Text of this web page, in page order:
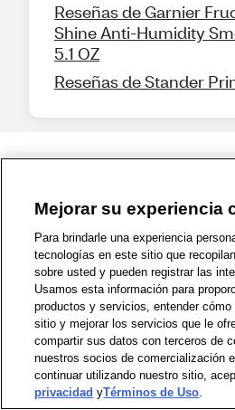
Reseñas de Garnier
Shine Anti-Humidity
5.1 OZ
Reseñas de Stander
1-800-679-9691 | Contáctenos |
Política de Privacidad | WA Privacy
Zona de Bienestar | © 1999
Mejorar su experiencia
Para brindarle una experiencia
tecnologías en este sitio que
sobre usted y pueden registrar las
Usamos esta información para
productos y servicios, entender
sitio y mejorar los servicios que le
compartir sus datos con terceros de
nuestros socios de comercialización
continuar utilizando nuestro sitio,
privacidad yTérminos de Uso.